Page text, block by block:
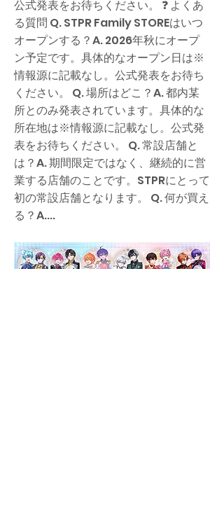
公式発表をお待ちください。 ❓ よくあ
る質問 Q. STPR Family STOREはいつ
オープンする？A. 2026年秋にオープ
ン予定です。具体的なオープン日は※
情報源に記載なし。公式発表をお待ち
ください。 Q. 場所はどこ？A. 都内某
所とのみ発表されています。具体的な
所在地は※情報源に記載なし。公式発
表をお待ちください。 Q. 常設店舗と
は？A. 期間限定ではなく、継続的に営
業する店舗のことです。STPRにとって
初の常設店舗となります。 Q. 何が買え
る？A....